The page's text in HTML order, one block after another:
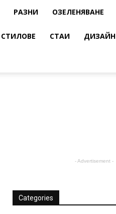
РАЗНИ ОЗЕЛЕНЯВАНЕ
СТИЛОВЕ СТАИ ДИЗАЙН
- Advertisement -
Categories